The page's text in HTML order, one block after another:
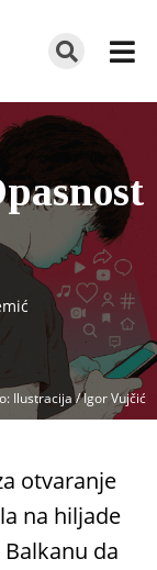
: Ilustracija / Igor Vujčić
otvaranje
na hiljade
da